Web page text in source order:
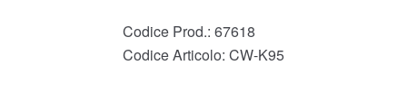
Codice Prod.: 67618
Codice Articolo: CW-K95